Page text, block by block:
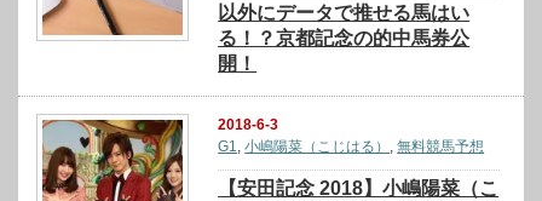
以外にデータで推せる馬はい
る！？京都記念の的中馬券公
開！
2018-6-3
G1,小嶋陽菜（こじはる） ,無料競馬予想
【安田記念 2018】小嶋陽菜（こ